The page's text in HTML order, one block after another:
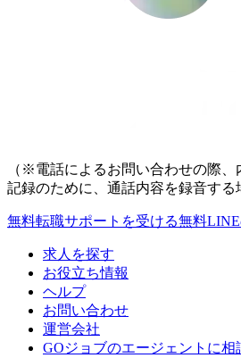
（※電話によるお問い合わせの際
記録のために、通話内容を録音する
無料転職サポートを受ける無料
求人を探す
お役立ち情報
ヘルプ
お問い合わせ
運営会社
GOジョブのエージェントに相